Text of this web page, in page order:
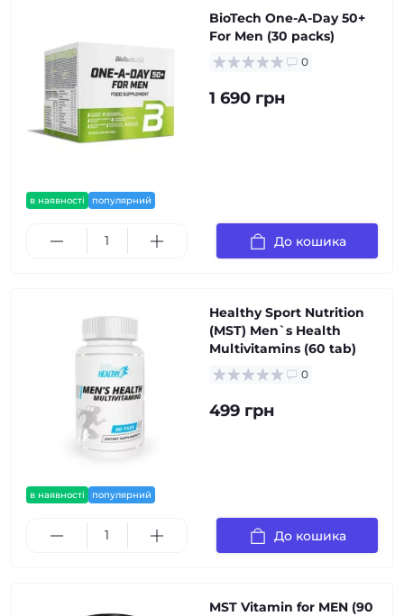
в наявності популярний
BioTech One-A-Day 50+
For Men (30 packs)
0
1 690 грн
До кошика
в наявності популярний
Healthy Sport Nutrition
(MST) Men`s Health
Multivitamins (60 tab)
0
499 грн
До кошика
MST Vitamin for MEN (90